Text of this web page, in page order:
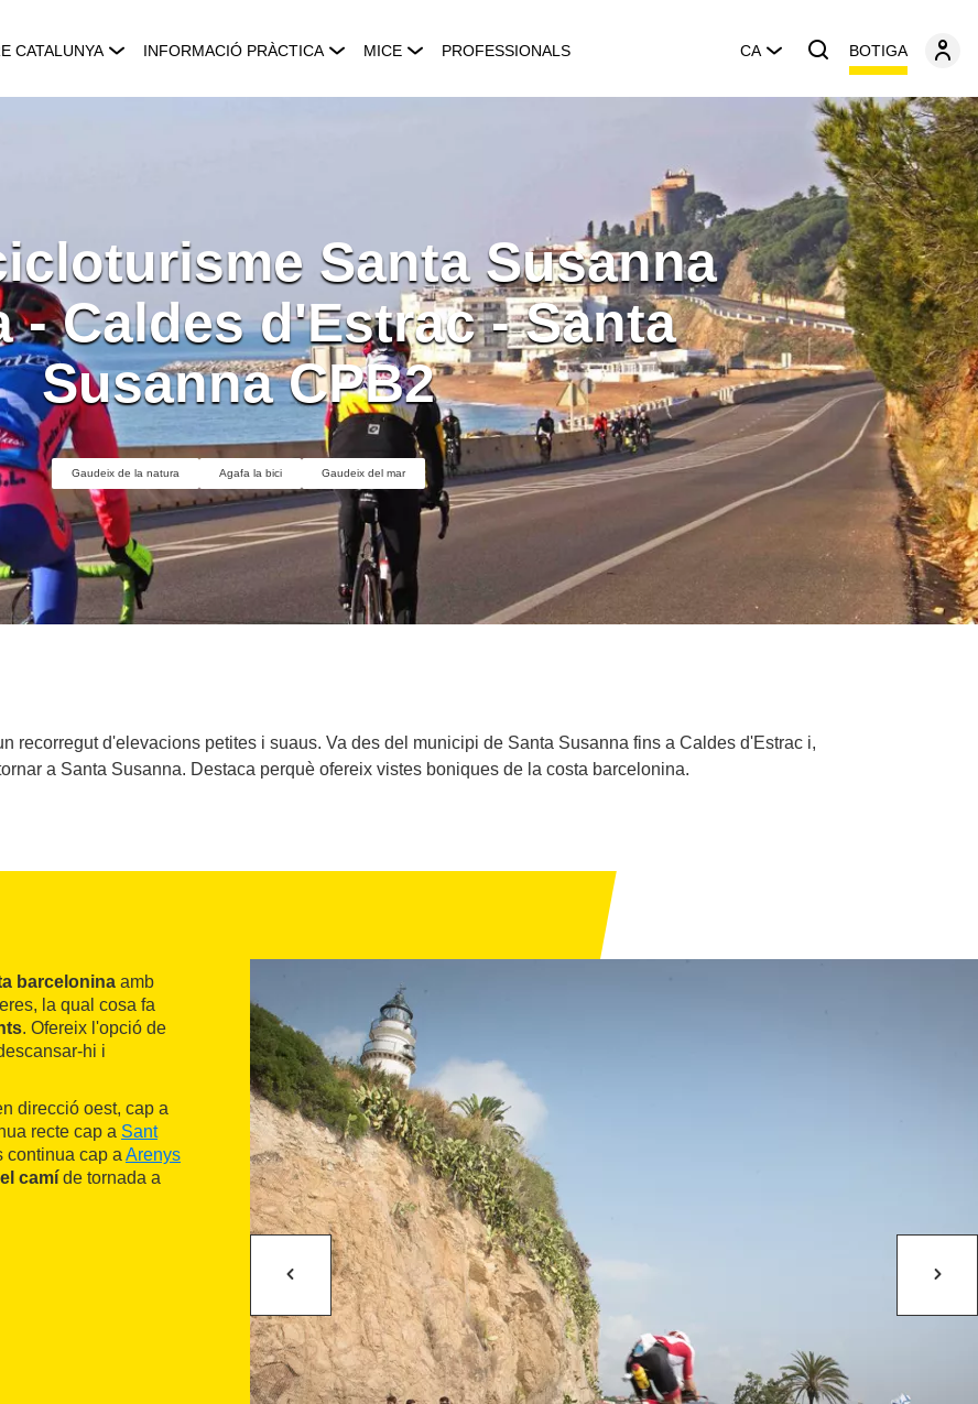
CATALUNYA INFORMACIÓ PRÀCTICA MICE PROFESSIONALS CA BOTIGA
Santa Susanna
- Caldes d'Estrac - Santa
Susanna CPB2
Gaudeix de la natura Agafa la bici Gaudeix del mar
recorregut d'elevacions petites i suaus. Va des del municipi de Santa Susanna fins a Caldes d'Estrac i,
a Santa Susanna. Destaca perquè ofereix vistes boniques de la costa barcelonina.
barcelonina amb
la qual cosa fa
. Ofereix l'opció de
hi i
direcció oest, cap a
recte cap a Sant
continua cap a Arenys
camí de tornada a